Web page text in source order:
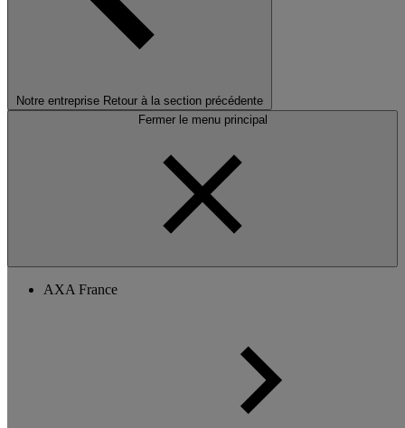
Notre entreprise Retour à la section précédente
Fermer le menu principal
AXA France